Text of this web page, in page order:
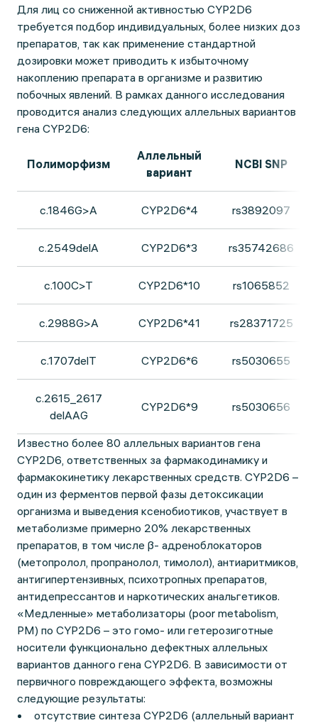
Для лиц со сниженной активностью CYP2D6
требуется подбор индивидуальных, более низких доз
препаратов, так как применение стандартной
дозировки может приводить к избыточному
накоплению препарата в организме и развитию
побочных явлений. В рамках данного исследования
проводится анализ следующих аллельных вариантов
гена CYP2D6:
Полиморфизм
Аллельный
вариант
NCBI SNP
с.1846G>A CYP2D6*4 rs3892097
c.2549delA CYP2D6*3 rs35742686
c.100C>T CYP2D6*10 rs1065852
c.2988G>A CYP2D6*41 rs28371725
c.1707delT CYP2D6*6 rs5030655
c.2615_2617
delAAG
CYP2D6*9 rs5030656
Известно более 80 аллельных вариантов гена
CYP2D6, ответственных за фармакодинамику и
фармакокинетику лекарственных средств. CYP2D6 –
один из ферментов первой фазы детоксикации
организма и выведения ксенобиотиков, участвует в
метаболизме примерно 20% лекарственных
препаратов, в том числе β- адреноблокаторов
(метопролол, пропранолол, тимолол), антиаритмиков,
антигипертензивных, психотропных препаратов,
антидепрессантов и наркотических анальгетиков.
«Медленные» метаболизаторы (poor metabolism,
PM) по CYP2D6 – это гомо- или гетерозиготные
носители функционально дефектных аллельных
вариантов данного гена CYP2D6. В зависимости от
первичного повреждающего эффекта, возможны
следующие результаты:
отсутствие синтеза CYP2D6 (аллельный вариант